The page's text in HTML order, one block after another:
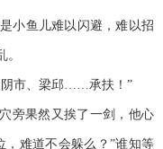
鱼儿难以闪避，难以招
市、梁邱……承扶！”
旁果然又挨了一剑，他心
，难道不会躲么？”谁知等